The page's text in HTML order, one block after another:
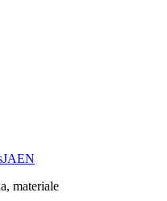
JAEN
materiale